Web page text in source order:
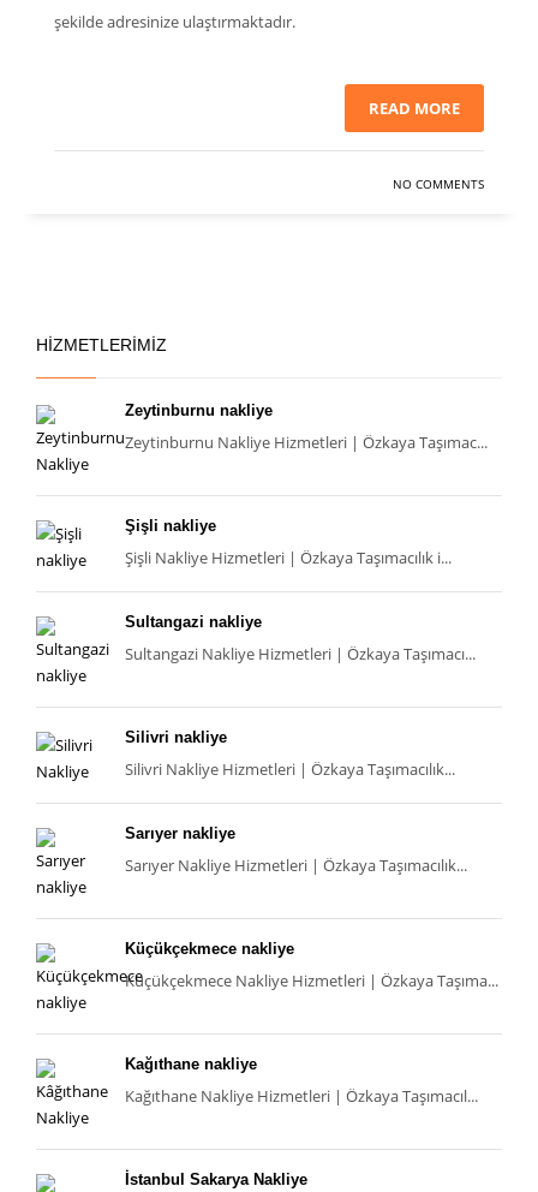
şekilde adresinize ulaştırmaktadır.
READ MORE
NO COMMENTS
HIZMETLERIMIZ
Zeytinburnu nakliye
Zeytinburnu Nakliye Hizmetleri | Özkaya Taşımac...
Şişli nakliye
Şişli Nakliye Hizmetleri | Özkaya Taşımacılık i...
Sultangazi nakliye
Sultangazi Nakliye Hizmetleri | Özkaya Taşımacı...
Silivri nakliye
Silivri Nakliye Hizmetleri | Özkaya Taşımacılık...
Sarıyer nakliye
Sarıyer Nakliye Hizmetleri | Özkaya Taşımacılık...
Küçükçekmece nakliye
Küçükçekmece Nakliye Hizmetleri | Özkaya Taşıma...
Kağıthane nakliye
Kağıthane Nakliye Hizmetleri | Özkaya Taşımacıl...
İstanbul Sakarya Nakliye